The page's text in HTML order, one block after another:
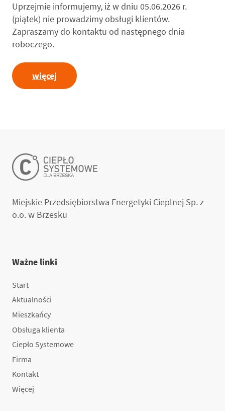
Uprzejmie informujemy, iż w dniu 05.06.2026 r.
(piątek) nie prowadzimy obsługi klientów.
Zapraszamy do kontaktu od następnego dnia
roboczego.
więcej
Miejskie Przedsiębiorstwa Energetyki Cieplnej Sp. z
o.o. w Brzesku
Ważne linki
Start
Aktualności
Mieszkańcy
Obsługa klienta
Ciepło Systemowe
Firma
Kontakt
Więcej